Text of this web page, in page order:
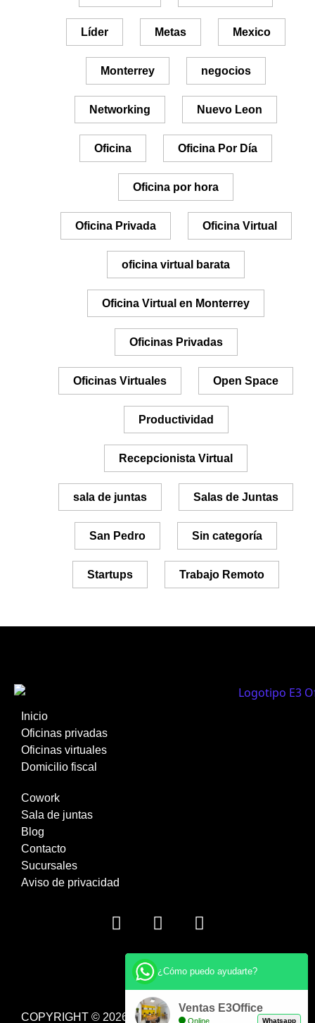
Líder Metas Mexico
Monterrey negocios
Networking Nuevo Leon
Oficina Oficina Por Día
Oficina por hora
Oficina Privada Oficina Virtual
oficina virtual barata
Oficina Virtual en Monterrey
Oficinas Privadas
Oficinas Virtuales Open Space
Productividad
Recepcionista Virtual
sala de juntas Salas de Juntas
San Pedro Sin categoría
Startups Trabajo Remoto
Inicio
Oficinas privadas
Oficinas virtuales
Domicilio fiscal
Cowork
Sala de juntas
Blog
Contacto
Sucursales
Aviso de privacidad
COPYRIGHT © 2026 E3 OFFICES - TODOS LOS
¿Cómo puedo ayudarte?
Ventas E3Office
Online Whatsapp